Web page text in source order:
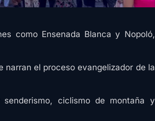
como Ensenada Blanca y Nopoló,
narran el proceso evangelizador de la
ciclismo de montaña y